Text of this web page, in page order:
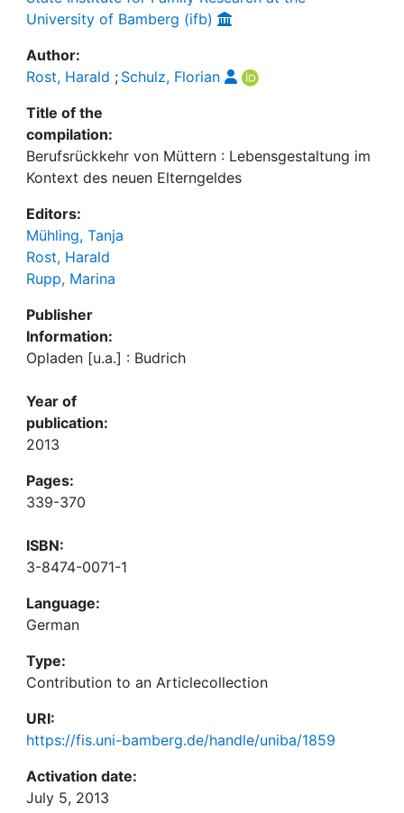
University of Bamberg (ifb)
Author:
Rost, Harald ; Schulz, Florian
Title of the
compilation:
Berufsrückkehr von Müttern : Lebensgestaltung im
Kontext des neuen Elterngeldes
Editors:
Mühling, Tanja
Rost, Harald
Rupp, Marina
Publisher
Information:
Opladen [u.a.] : Budrich
Year of
publication:
2013
Pages:
339-370
ISBN:
3-8474-0071-1
Language:
German
Type:
Contribution to an Articlecollection
URI:
https://fis.uni-bamberg.de/handle/uniba/1859
Activation date:
July 5, 2013